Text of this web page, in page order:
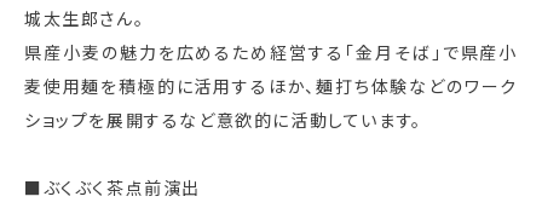
城太生郎さん。
県産小麦の魅力を広めるため経営する「金月そば」で県産小
麦使用麺を積極的に活用するほか、麺打ち体験などのワーク
ショップを展開するなど意欲的に活動しています。
■ぶくぶく茶点前演出